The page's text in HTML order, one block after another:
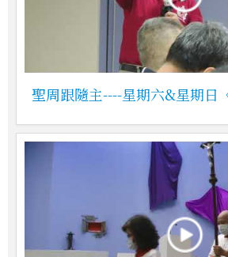
聖周跟隨主----星期六&星期日